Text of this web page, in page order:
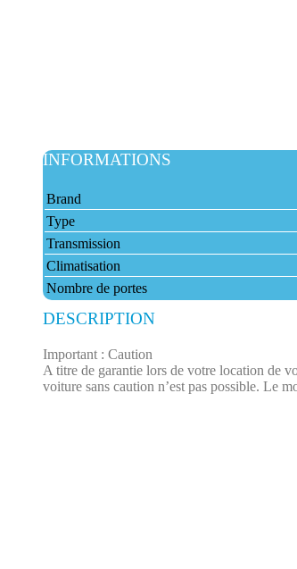
INFORMATIONS
Brand
Type
Transmission
Climatisation
Nombre de portes
DESCRIPTION
Important : Caution
A titre de garantie lors de votre location de
voiture sans caution n’est pas possible. Le